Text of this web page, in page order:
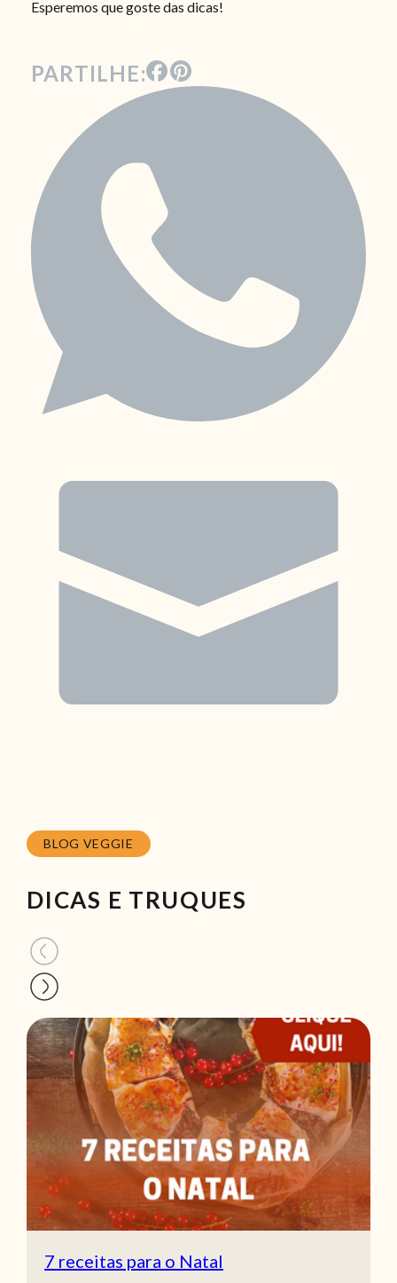
Esperemos que goste das dicas!
PARTILHE:
BLOG VEGGIE
DICAS E TRUQUES
7 receitas para o Natal